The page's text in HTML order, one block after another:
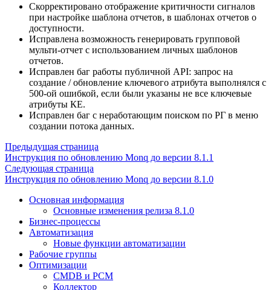
Скорректировано отображение критичности сигналов
при настройке шаблона отчетов, в шаблонах отчетов о
доступности.
Исправлена возможность генерировать групповой
мульти-отчет с использованием личных шаблонов
отчетов.
Исправлен баг работы публичной API: запрос на
создание / обновление ключевого атрибута выполнялся с
500-ой ошибкой, если были указаны не все ключевые
атрибуты КЕ.
Исправлен баг с неработающим поиском по РГ в меню
создании потока данных.
Предыдущая страница
Инструкция по обновлению Monq до версии 8.1.1
Следующая страница
Инструкция по обновлению Monq до версии 8.1.0
Основная информация
Основные изменения релиза 8.1.0
Бизнес-процессы
Автоматизация
Новые функции автоматизации
Рабочие группы
Оптимизации
CMDB и РСМ
Коллектор